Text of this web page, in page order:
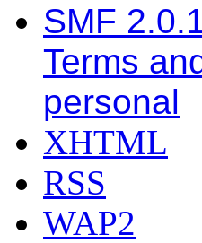
SMF
Terms
personal
XHTML
RSS
WAP2